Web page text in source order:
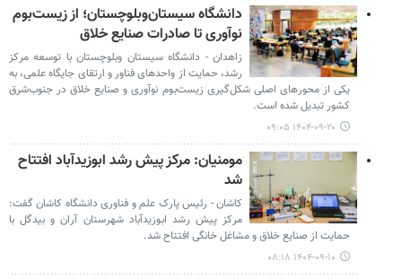
دانشگاه سیستان‌وبلوچستان؛ از زیست‌بوم
نوآوری تا صادرات صنایع خلاق
زاهدان - دانشگاه سیستان وبلوچستان با توسعه مرکز
رشد، حمایت از واحدهای فناور و ارتقای جایگاه علمی، به
یکی از محورهای اصلی شکل‌گیری زیست‌بوم نوآوری و صنایع خلاق در جنوب‌شرق
کشور تبدیل شده است.
۱۴۰۴-۰۹-۲۰ ۰۹:۰۵
مومنیان: مرکز پیش‌ رشد ابوزیدآباد افتتاح
شد
کاشان - رئیس پارک علم و فناوری دانشگاه کاشان گفت:
مرکز پیش‌ رشد ابوزیدآباد شهرستان آران و بیدگل با
حمایت از صنایع خلاق و مشاغل خانگی افتتاح شد.
۱۴۰۴-۰۹-۱۰ ۰۸:۱۸